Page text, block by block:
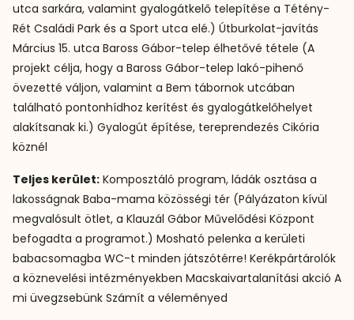
utca sarkára, valamint gyalogátkelő telepítése a Tétény-
Rét Családi Park és a Sport utca elé.) Útburkolat-javítás
Március 15. utca Baross Gábor-telep élhetővé tétele (A
projekt célja, hogy a Baross Gábor-telep lakó-pihenő
övezetté váljon, valamint a Bem tábornok utcában
található pontonhídhoz kerítést és gyalogátkelőhelyet
alakítsanak ki.) Gyalogút építése, tereprendezés Cikória
köznél
Teljes kerület: Komposztáló program, ládák osztása a
lakosságnak Baba-mama közösségi tér (Pályázaton kívül
megvalósult ötlet, a Klauzál Gábor Művelődési Központ
befogadta a programot.) Mosható pelenka a kerületi
babacsomagba WC-t minden játszótérre! Kerékpártárolók
a köznevelési intézményekben Macskaivartalanítási akció A
mi üvegzsebünk Számít a véleményed